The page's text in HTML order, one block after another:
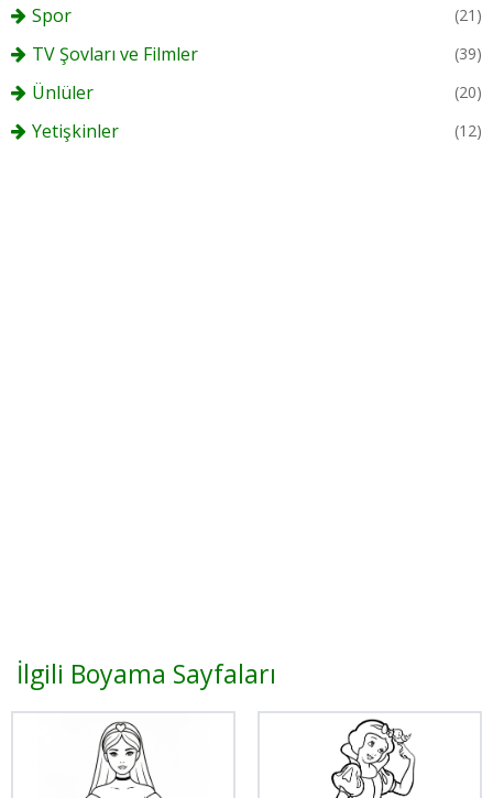
Spor (21)
TV Şovları ve Filmler (39)
Ünlüler (20)
Yetişkinler (12)
İlgili Boyama Sayfaları